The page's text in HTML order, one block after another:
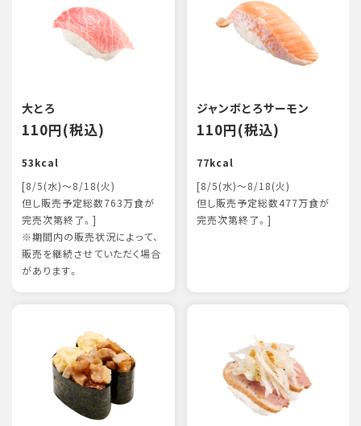
大とろ
110円(税込)
53kcal
[8/5(水)～8/18(火)
但し販売予定総数763万食が
完売次第終了。]
※期間内の販売状況によって、
販売を継続させていただく場合
があります。
ジャンボとろサーモン
110円(税込)
77kcal
[8/5(水)～8/18(火)
但し販売予定総数477万食が
完売次第終了。]